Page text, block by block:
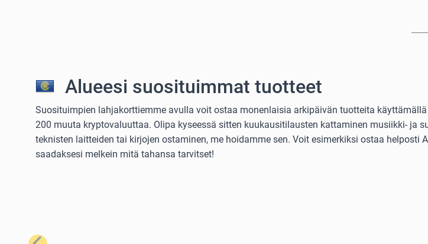
Alueesi suosituimmat tuotteet
Suosituimpien lahjakorttiemme avulla voit ostaa monenlaisia arkipäivän tuotteita
200 muuta kryptovaluuttaa. Olipa kyseessä sitten kuukausitilausten kattaminen musiikki- ja
teknisten laitteiden tai kirjojen ostaminen, me hoidamme sen. Voit esimerkiksi ostaa
saadaksesi melkein mitä tahansa tarvitset!